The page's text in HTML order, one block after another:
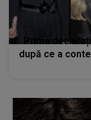
Prima
după ce a